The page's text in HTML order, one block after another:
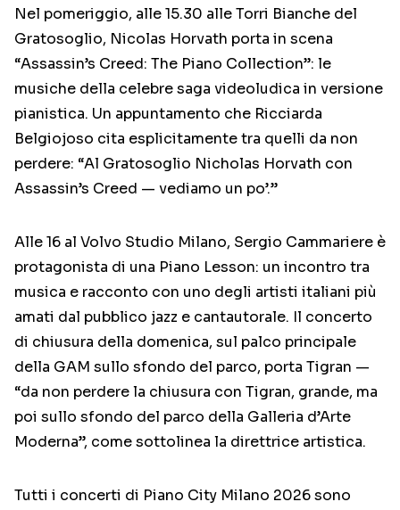
Nel pomeriggio, alle 15.30 alle Torri Bianche del
Gratosoglio, Nicolas Horvath porta in scena
“Assassin’s Creed: The Piano Collection”: le
musiche della celebre saga videoludica in versione
pianistica. Un appuntamento che Ricciarda
Belgiojoso cita esplicitamente tra quelli da non
perdere: “Al Gratosoglio Nicholas Horvath con
Assassin’s Creed — vediamo un po’.”
Alle 16 al Volvo Studio Milano, Sergio Cammariere è
protagonista di una Piano Lesson: un incontro tra
musica e racconto con uno degli artisti italiani più
amati dal pubblico jazz e cantautorale. Il concerto
di chiusura della domenica, sul palco principale
della GAM sullo sfondo del parco, porta Tigran —
“da non perdere la chiusura con Tigran, grande, ma
poi sullo sfondo del parco della Galleria d’Arte
Moderna”, come sottolinea la direttrice artistica.
Tutti i concerti di Piano City Milano 2026 sono